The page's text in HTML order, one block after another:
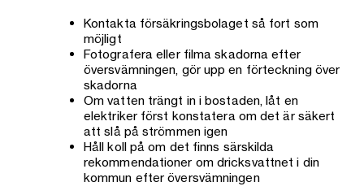
Kontakta försäkringsbolaget så fort som
möjligt
Fotografera eller filma skadorna efter
översvämningen, gör upp en förteckning över
skadorna
Om vatten trängt in i bostaden, låt en
elektriker först konstatera om det är säkert
att slå på strömmen igen
Håll koll på om det finns särskilda
rekommendationer om dricksvattnet i din
kommun efter översvämningen